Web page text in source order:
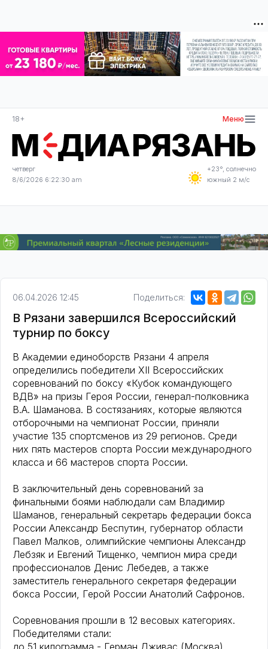
18+ Меню
четверг
8/6/2026 6:22:30 am
+23°, солнечно
южный 2 м/с
06.04.2026 12:45 Поделиться:
В Рязани завершился Всероссийский
турнир по боксу
В Академии единоборств Рязани 4 апреля
определились победители XII Всероссийских
соревнований по боксу «Кубок командующего
ВДВ» на призы Героя России, генерал-полковника
В.А. Шаманова. В состязаниях, которые являются
отборочными на чемпионат России, приняли
участие 135 спортсменов из 29 регионов. Среди
них пять мастеров спорта России международного
класса и 66 мастеров спорта России.
В заключительный день соревнований за
финальными боями наблюдали сам Владимир
Шаманов, генеральный секретарь федерации бокса
России Александр Беспутин, губернатор области
Павел Малков, олимпийские чемпионы Александр
Лебзяк и Евгений Тищенко, чемпион мира среди
профессионалов Денис Лебедев, а также
заместитель генерального секретаря федерации
бокса России, Герой России Анатолий Сафронов.
Соревнования прошли в 12 весовых категориях.
Победителями стали: